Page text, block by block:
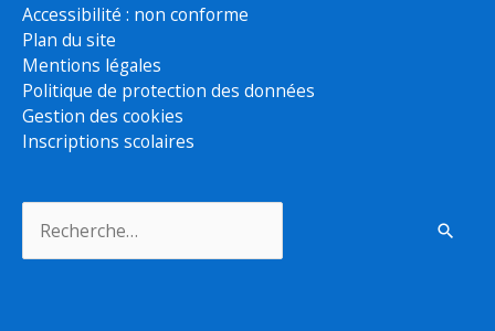
Accessibilité : non conforme
Plan du site
Mentions légales
Politique de protection des données
Gestion des cookies
Inscriptions scolaires